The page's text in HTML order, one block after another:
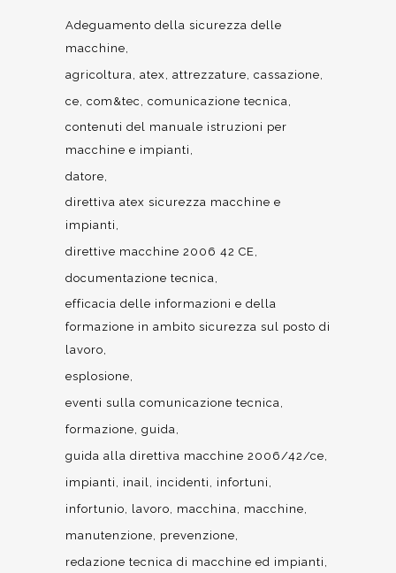
Adeguamento della sicurezza delle
macchine
agricoltura atex attrezzature cassazione
ce com&tec
comunicazione tecnica
contenuti del manuale istruzioni per
macchine e impianti
datore
direttiva atex sicurezza macchine e
impianti
direttive macchine 2006 42 CE
documentazione tecnica
efficacia delle informazioni e della
formazione in ambito sicurezza sul posto di
lavoro
esplosione
eventi sulla comunicazione tecnica
formazione guida
guida alla direttiva macchine 2006/42/ce
impianti
inail incidenti
infortuni
infortunio
lavoro macchina
macchine
manutenzione
prevenzione
redazione tecnica di macchine ed impianti